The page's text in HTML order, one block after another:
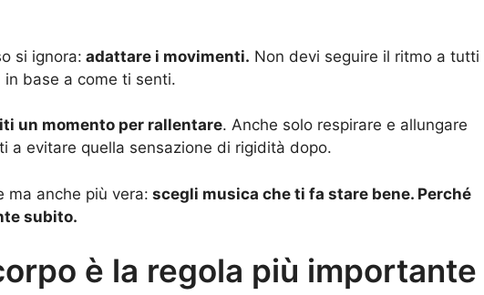
si ignora: adattare i movimenti. Non devi seguire il ritmo a tutti
base a come ti senti.
un momento per rallentare. Anche solo respirare e allungare
a evitare quella sensazione di rigidità dopo.
ma anche più vera: scegli musica che ti fa stare bene. Perché
subito.
è la regola più importante